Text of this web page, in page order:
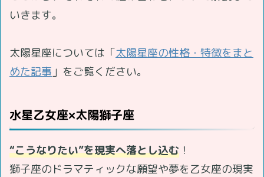
いきます。
太陽星座については「太陽星座の性格・特徴をまと
めた記事 」をご覧ください。
水星乙女座×太陽獅子座
“こうなりたい”を現実へ落とし込む ！
獅子座のドラマティックな願望や夢を乙女座の現実